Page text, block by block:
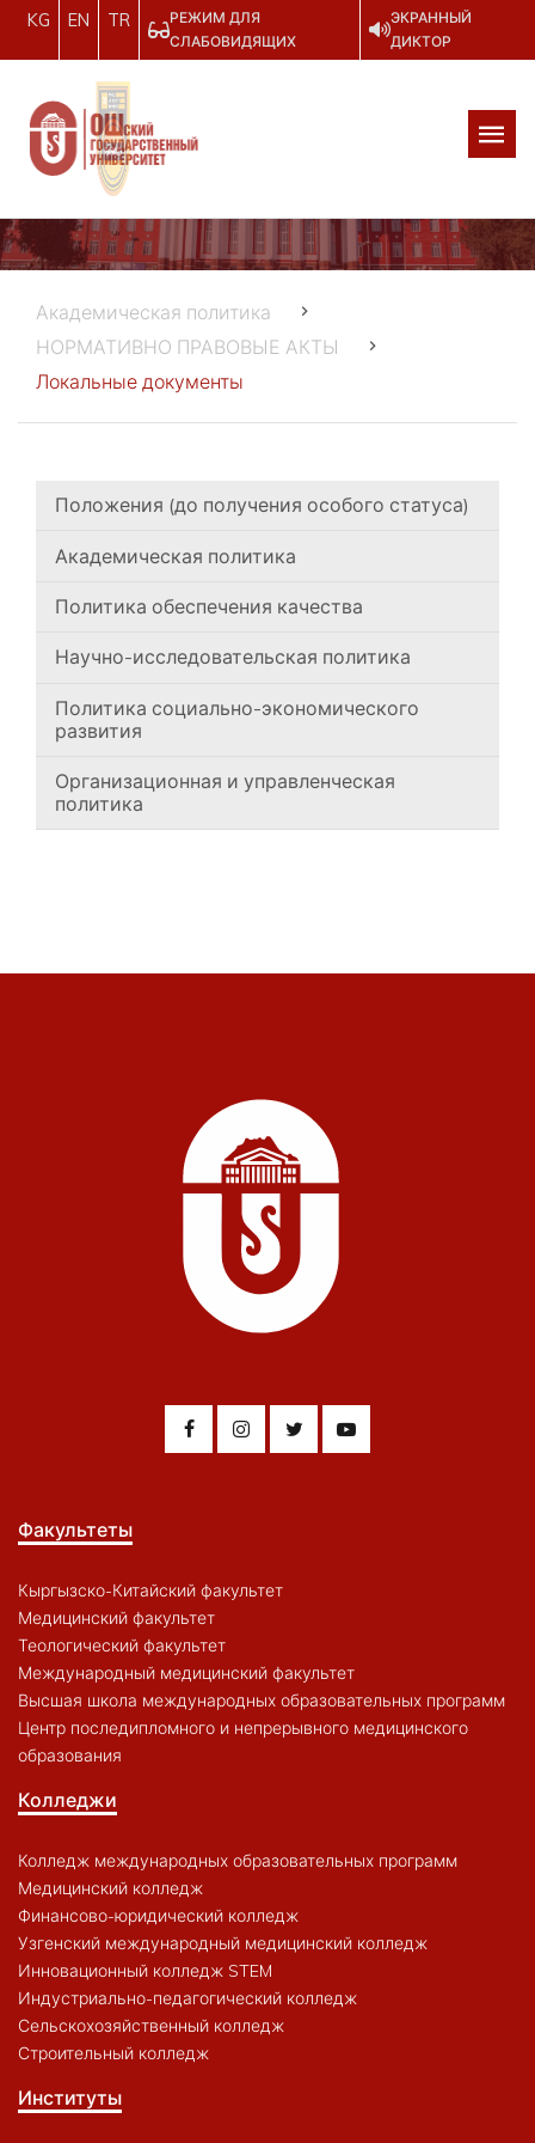
KG EN TR
РЕЖИМ ДЛЯ
СЛАБОВИДЯЩИХ
ЭКРАННЫЙ
ДИКТОР
Академическая политика
НОРМАТИВНО ПРАВОВЫЕ АКТЫ
Локальные документы
Положения (до получения особого статуса)
Академическая политика
Политика обеспечения качества
Научно-исследовательская политика
Политика социально-экономического
развития
Организационная и управленческая
политика
Факультеты
Кыргызско-Китайский факультет
Медицинский факультет
Теологический факультет
Международный медицинский факультет
Высшая школа международных образовательных программ
Центр последипломного и непрерывного медицинского
образования
Колледжи
Колледж международных образовательных программ
Медицинский колледж
Финансово-юридический колледж
Узгенский международный медицинский колледж
Инновационный колледж STEM
Индустриально-педагогический колледж
Сельскохозяйственный колледж
Строительный колледж
Институты